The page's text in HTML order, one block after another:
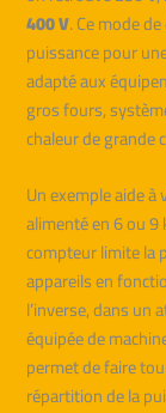
400 V. Ce mode
puissance pour
adapté aux
gros fours,
chaleur de grande
Un exemple aide
alimenté en 6 ou
compteur limite la
appareils en
l’inverse, dans un
équipée de
permet de faire
répartition de la